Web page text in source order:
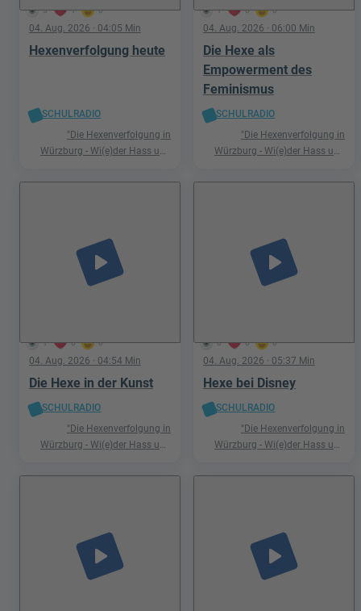
5 1 0
04. Aug. 2026 · 04:05 Min
Hexenverfolgung heute
SCHULRADIO
"Die Hexenverfolgung in
Würzburg - Wi(e)der Hass und
1 0 0
04. Aug. 2026 · 06:00 Min
Die Hexe als
Empowerment des
Feminismus
SCHULRADIO
"Die Hexenverfolgung in
Würzburg - Wi(e)der Hass und
1 0 0
play_arrow
04. Aug. 2026 · 04:54 Min
Die Hexe in der Kunst
SCHULRADIO
"Die Hexenverfolgung in
Würzburg - Wi(e)der Hass und
0 0 0
play_arrow
04. Aug. 2026 · 05:37 Min
Hexe bei Disney
SCHULRADIO
"Die Hexenverfolgung in
Würzburg - Wi(e)der Hass und
play_arrow play_arrow